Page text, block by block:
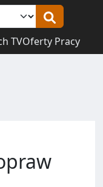
TVOferty Pracy